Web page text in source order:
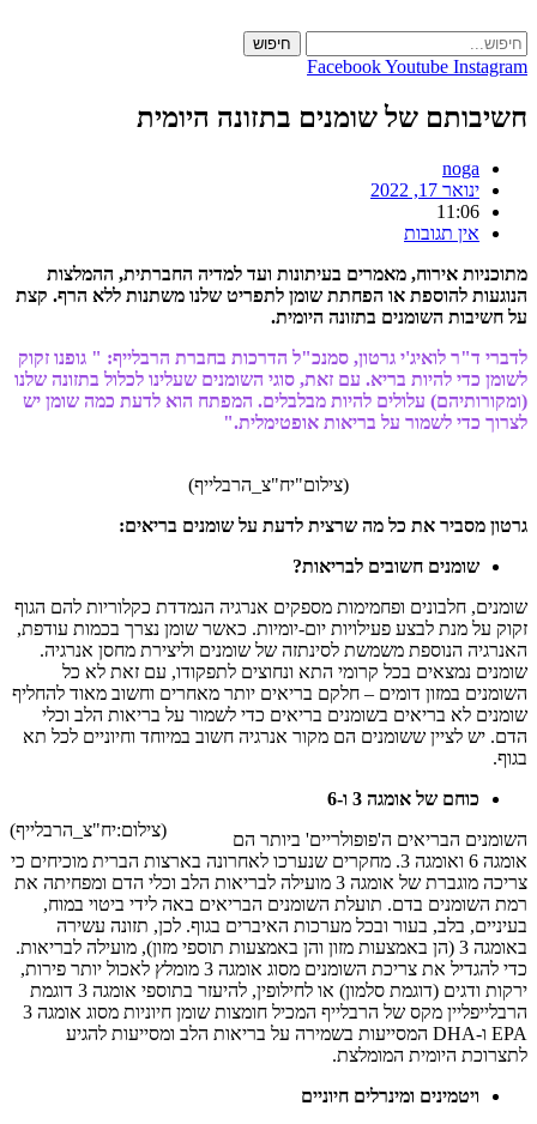
to
content
חיפוש
FacebookYoutube Instagram
חשיבותם של שומנים בתזונה היומית
noga
ינואר 17, 2022
11:06
אין תגובות
מתוכניות אירוח, מאמרים בעיתונות ועד למדיה החברתית, ההמלצות
הנוגעות להוספת או הפחתת שומן לתפריט שלנו משתנות ללא הרף. קצת
על חשיבות השומנים בתזונה היומית.
לדברי ד"ר לואיג'י גרטון, סמנכ"ל הדרכות בחברת הרבלייף: " גופנו זקוק
לשומן כדי להיות בריא. עם זאת, סוגי השומנים שעלינו לכלול בתזונה שלנו
(ומקורותיהם) עלולים להיות מבלבלים. המפתח הוא לדעת כמה שומן יש
לצרוך כדי לשמור על בריאות אופטימלית."
(צילום"יח"צ_הרבלייף)
גרטון מסביר את כל מה שרצית לדעת על שומנים בריאים:
שומנים חשובים לבריאות?
שומנים, חלבונים ופחמימות מספקים אנרגיה הנמדדת כקלוריות להם הגוף
זקוק על מנת לבצע פעילויות יום-יומיות. כאשר שומן נצרך בכמות עודפת,
האנרגיה הנוספת משמשת לסינתזה של שומנים וליצירת מחסן אנרגיה.
שומנים נמצאים בכל קרומי התא ונחוצים לתפקודו, עם זאת לא כל
השומנים במזון דומים – חלקם בריאים יותר מאחרים וחשוב מאוד להחליף
שומנים לא בריאים בשומנים בריאים כדי לשמור על בריאות הלב וכלי
הדם. יש לציין ששומנים הם מקור אנרגיה חשוב במיוחד וחיוניים לכל תא
בגוף.
(צילום:יח"צ_הרבלייף)
כוחם של אומגה 3 ו-6
השומנים הבריאים ה'פופולריים' ביותר הם
אומגה 6 ואומגה 3. מחקרים שנערכו לאחרונה בארצות הברית מוכיחים כי
צריכה מוגברת של אומגה 3 מועילה לבריאות הלב וכלי הדם ומפחיתה את
רמת השומנים בדם. תועלת השומנים הבריאים באה לידי ביטוי במוח,
בעיניים, בלב, בעור ובכל מערכות האיברים בגוף. לכן, תזונה עשירה
באומגה 3 (הן באמצעות מזון והן באמצעות תוספי מזון), מועילה לבריאות.
כדי להגדיל את צריכת השומנים מסוג אומגה 3 מומלץ לאכול יותר פירות,
ירקות ודגים (דוגמת סלמון) או לחילופין, להיעזר בתוספי אומגה 3 דוגמת
הרבלייפליין מקס של הרבלייף המכיל חומצות שומן חיוניות מסוג אומגה 3
EPA ו-DHA המסייעות בשמירה על בריאות הלב ומסייעות להגיע
לתצרוכת היומית המומלצת.
ויטמינים ומינרלים חיוניים